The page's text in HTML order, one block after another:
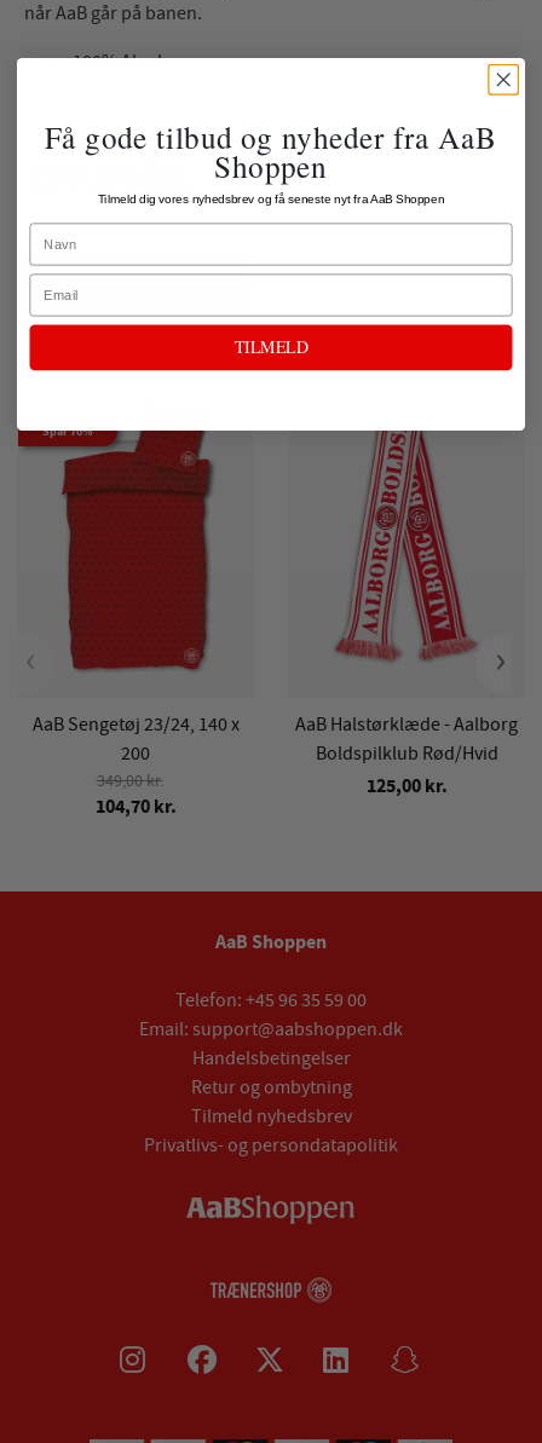
når AaB går på banen.
100% Akryl
ekskl. fragt
LÆG I KURV
POPULÆRE PRODUKTER
Spar 70%
AaB Sengetøj 23/24, 140 x
200
349,00 kr.
104,70 kr.
AaB Halstørklæde - Aalborg
Boldspilklub Rød/Hvid
125,00 kr.
‹ ›
AaB Shoppen
Telefon: +45 96 35 59 00
Email: support@aabshoppen.dk
Handelsbetingelser
Retur og ombytning
Tilmeld nyhedsbrev
Privatlivs- og persondatapolitik
Få gode tilbud og nyheder fra AaB
Shoppen
Tilmeld dig vores nyhedsbrev og få seneste nyt fra AaB Shoppen
Name
Email
TILMELD